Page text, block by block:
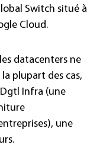
Switch situé à
Cloud.
datacenters ne
la plupart des cas,
Dgtl Infra (une
une